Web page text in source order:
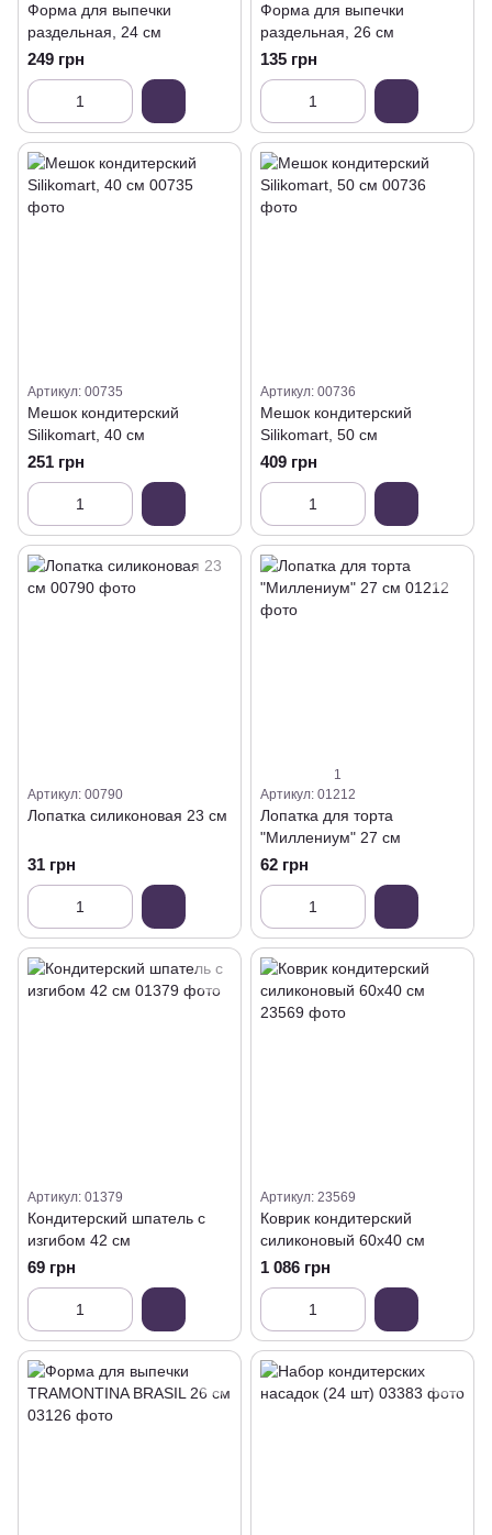
Форма для выпечки
раздельная, 24 см
249 грн
Форма для выпечки
раздельная, 26 см
135 грн
Артикул: 00735
Мешок кондитерский
Silikomart, 40 см
251 грн
Артикул: 00736
Мешок кондитерский
Silikomart, 50 см
409 грн
Артикул: 00790
Лопатка силиконовая 23 см
31 грн
1
Артикул: 01212
Лопатка для торта
"Миллениум" 27 см
62 грн
Артикул: 01379
Кондитерский шпатель с
изгибом 42 см
69 грн
Артикул: 23569
Коврик кондитерский
силиконовый 60х40 см
1 086 грн